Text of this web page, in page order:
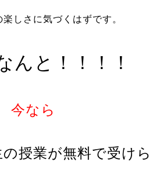
しさに気づくはずです。
んと！！！！
今なら
授業が無料で受けら